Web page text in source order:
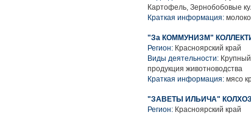
Картофель, Зернобобовые
Краткая информация: молоко
"За КОММУНИЗМ"
Регион: Красноярский край
Виды деятельности:
продукция животноводства
Краткая информация: мясо
"ЗАВЕТЫ ИЛЬИЧА" КОЛХОЗ
Регион: Красноярский край